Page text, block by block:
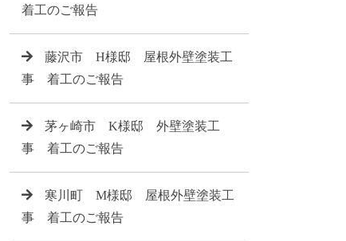
着工のご報告
藤沢市 H様邸 屋根外壁塗装工
事 着工のご報告
茅ヶ崎市 K様邸 外壁塗装工
事 着工のご報告
寒川町 M様邸 屋根外壁塗装工
事 着工のご報告